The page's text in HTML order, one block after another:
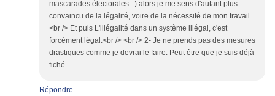
mascarades électorales...) alors je me sens d'autant plus
convaincu de la légalité, voire de la nécessité de mon travail.
<br /> Et puis L'illégalité dans un système illégal, c'est
forcément légal.<br /> <br /> 2- Je ne prends pas des mesures
drastiques comme je devrai le faire. Peut être que je suis déjà
fiché...
Répondre